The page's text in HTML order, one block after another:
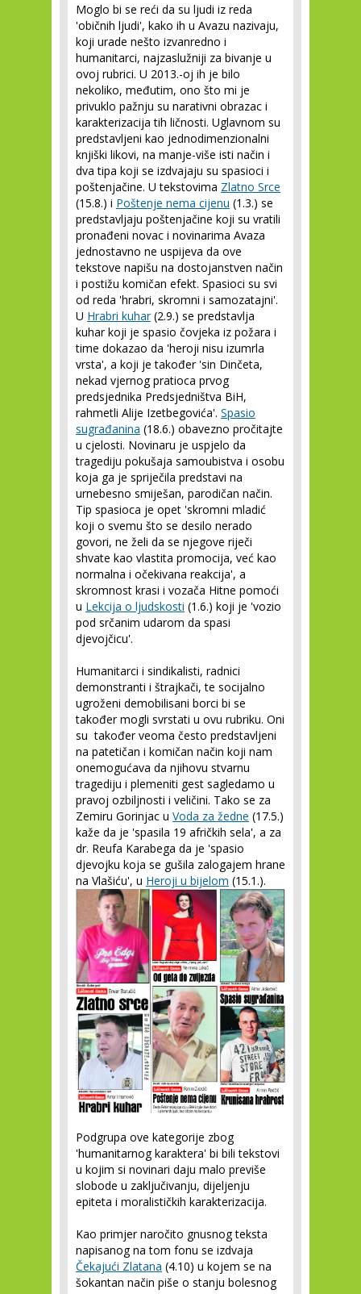
Moglo bi se reći da su ljudi iz reda
'običnih ljudi', kako ih u Avazu nazivaju,
koji urade nešto izvanredno i
humanitarci, najzaslužniji za bivanje u
ovoj rubrici. U 2013.-oj ih je bilo
nekoliko, međutim, ono što mi je
privuklo pažnju su narativni obrazac i
karakterizacija tih ličnosti. Uglavnom su
predstavljeni kao jednodimenzionalni
knjiški likovi, na manje-više isti način i
dva tipa koji se izdvajaju su spasioci i
poštenjačine. U tekstovima Zlatno Srce
(15.8.) i Poštenje nema cijenu (1.3.) se
predstavljaju poštenjačine koji su vratili
pronađeni novac i novinarima Avaza
jednostavno ne uspijeva da ove
tekstove napišu na dostojanstven način
i postižu komičan efekt. Spasioci su svi
od reda 'hrabri, skromni i samozatajni'.
U Hrabri kuhar(2.9.) se predstavlja
kuhar koji je spasio čovjeka iz požara i
time dokazao da 'heroji nisu izumrla
vrsta', a koji je također 'sin Dinčeta,
nekad vjernog pratioca prvog
predsjednika Predsjedništva BiH,
rahmetli Alije Izetbegovića'. Spasio
sugrađanina (18.6.) obavezno pročitajte
u cjelosti. Novinaru je uspjelo da
tragediju pokušaja samoubistva i osobu
koja ga je spriječila predstavi na
urnebesno smiješan, parodičan način.
Tip spasioca je opet 'skromni mladić
koji o svemu što se desilo nerado
govori, ne želi da se njegove riječi
shvate kao vlastita promocija, već kao
normalna i očekivana reakcija', a
skromnost krasi i vozača Hitne pomoći
u Lekcija o ljudskosti (1.6.) koji je 'vozio
pod srčanim udarom da spasi
djevojčicu'.
Humanitarci i sindikalisti, radnici
demonstranti i štrajkači, te socijalno
ugroženi demobilisani borci bi se
također mogli svrstati u ovu rubriku. Oni
su također veoma često predstavljeni
na patetičan i komičan način koji nam
onemogućava da njihovu stvarnu
tragediju i plemeniti gest sagledamo u
pravoj ozbiljnosti i veličini. Tako se za
Zemiru Gorinjac u Voda za žedne (17.5.)
kaže da je 'spasila 19 afričkih sela', a za
dr. Reufa Karabega da je 'spasio
djevojku koja se gušila zalogajem hrane
na Vlašiću', u Heroji u bijelom (15.1.).
Podgrupa ove kategorije zbog
'humanitarnog karaktera' bi bili tekstovi
u kojim si novinari daju malo previše
slobode u zaključivanju, dijeljenju
epiteta i moralističkih karakterizacija.
Kao primjer naročito gnusnog teksta
napisanog na tom fonu se izdvaja
Čekajući Zlatana (4.10) u kojem se na
šokantan način piše o stanju bolesnog